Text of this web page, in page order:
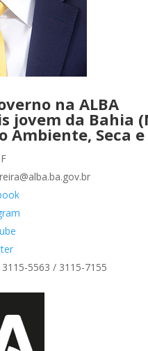
na ALBA
jovem da Bahia
Ambiente, Seca
5563 / 3115-7155